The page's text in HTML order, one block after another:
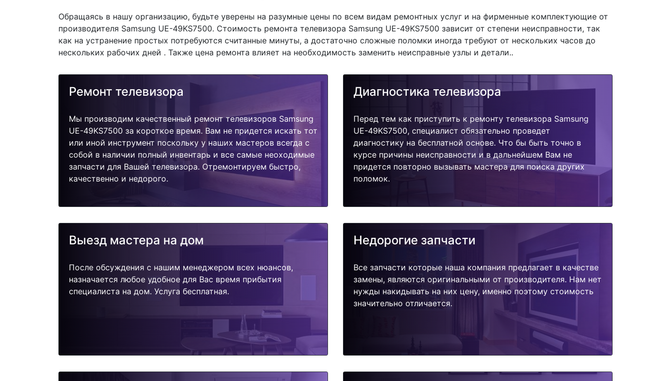
Обращаясь в нашу организацию, будьте уверены на разумные цены по всем видам ремонтных услуг и на фирменные комплектующие от
производителя Samsung UE-49KS7500. Стоимость ремонта телевизора Samsung UE-49KS7500 зависит от степени неисправности, так
как на устранение простых потребуются считанные минуты, а достаточно сложные поломки иногда требуют от нескольких часов до
нескольких рабочих дней . Также цена ремонта влияет на необходимость заменить неисправные узлы и детали..
Ремонт телевизора
Мы производим качественный ремонт телевизоров Samsung
UE-49KS7500 за короткое время. Вам не придется искать тот
или иной инструмент поскольку у наших мастеров всегда с
собой в наличии полный инвентарь и все самые неоходимые
запчасти для Вашей телевизора. Отремонтируем быстро,
качественно и недорого.
Диагностика телевизора
Перед тем как приступить к ремонту телевизора Samsung
UE-49KS7500, специалист обязательно проведет
диагностику на бесплатной основе. Что бы быть точно в
курсе причины неисправности и в дальнейшем Вам не
придется повторно вызывать мастера для поиска других
поломок.
Выезд мастера на дом
После обсуждения с нашим менеджером всех нюансов,
назначается любое удобное для Вас время прибытия
специалиста на дом. Услуга бесплатная.
Недорогие запчасти
Все запчасти которые наша компания предлагает в качестве
замены, являются оригинальными от производителя. Нам нет
нужды накидывать на них цену, именно поэтому стоимость
значительно отличается.